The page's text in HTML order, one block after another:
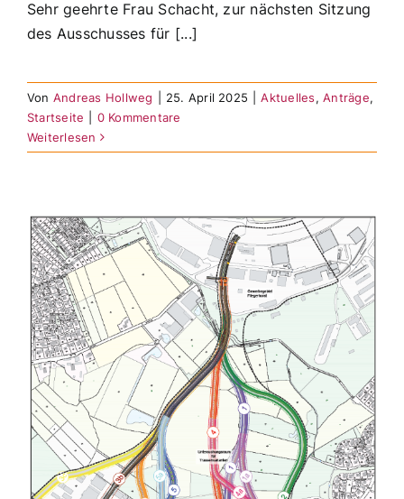
Sehr geehrte Frau Schacht, zur nächsten Sitzung
des Ausschusses für [...]
Von Andreas Hollweg 25. April 2025 Aktuelles,Anträge,
Startseite
0 Kommentare
Weiterlesen